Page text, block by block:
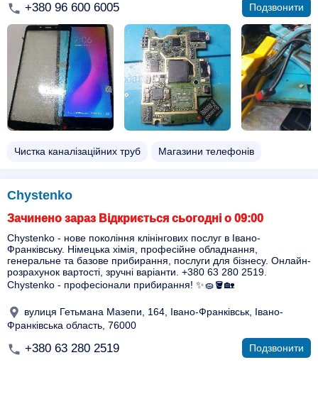
+380 96 600 6005 Подзвонити
Чистка каналізаційних труб Магазини телефонів
Chystenko
Зачинено зараз Відкриється сьогодні о 09:00
Chystenko - нове покоління клінінгових послуг в Івано-
Франківську. Німецька хімія, професійне обладнання,
генеральне та базове прибирання, послуги для бізнесу. Онлайн-
розрахунок вартості, зручні варіанти. +380 63 280 2519.
Chystenko - професіонали прибирання! ✨🧽🪣🏡
вулиця Гетьмана Мазепи, 164, Івано-Франківськ, Івано-
Франківська область, 76000
+380 63 280 2519 Подзвонити